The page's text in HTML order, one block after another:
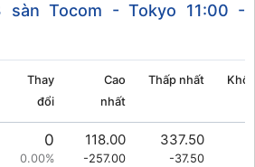
sàn Tocom - Tokyo
11:00 -
Thay
đổi
Cao
nhất
Thấp nhất
0
0.00%
118.00
-257.00
337.50
-37.50